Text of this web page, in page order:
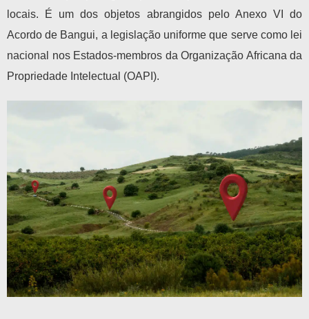
locais. É um dos objetos abrangidos pelo Anexo VI do
Acordo de Bangui, a legislação uniforme que serve como lei
nacional nos Estados-membros da Organização Africana da
Propriedade Intelectual (OAPI).